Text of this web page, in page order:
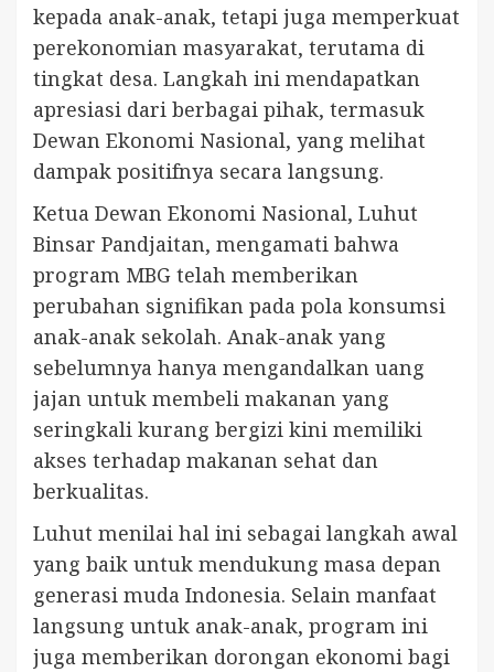
kepada anak-anak, tetapi juga memperkuat
perekonomian masyarakat, terutama di
tingkat desa. Langkah ini mendapatkan
apresiasi dari berbagai pihak, termasuk
Dewan Ekonomi Nasional, yang melihat
dampak positifnya secara langsung.
Ketua Dewan Ekonomi Nasional, Luhut
Binsar Pandjaitan, mengamati bahwa
program MBG telah memberikan
perubahan signifikan pada pola konsumsi
anak-anak sekolah. Anak-anak yang
sebelumnya hanya mengandalkan uang
jajan untuk membeli makanan yang
seringkali kurang bergizi kini memiliki
akses terhadap makanan sehat dan
berkualitas.
Luhut menilai hal ini sebagai langkah awal
yang baik untuk mendukung masa depan
generasi muda Indonesia. Selain manfaat
langsung untuk anak-anak, program ini
juga memberikan dorongan ekonomi bagi